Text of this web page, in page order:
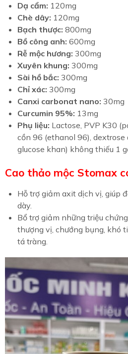
Dạ cẩm: 120mg
Chè dây: 120mg
Bạch thược: 800mg
Bồ công anh: 600mg
Rễ mộc hương: 300mg
Xuyên khung: 300mg
Sài hồ bắc: 300mg
Chỉ xác: 300mg
Canxi carbonat nano: 30mg
Curcumin 95%: 13mg
Phụ liệu: Lactose, PVP K30
cồn 96 (ethanol 96), dextrose
glucose khan) không thiếu 1
Cao thảo mộc Stomax
Hỗ trợ giảm axit dịch vị, giúp
dày.
Bổ trợ giảm những triệu
thượng vị, chướng bụng, khó
tá tràng.